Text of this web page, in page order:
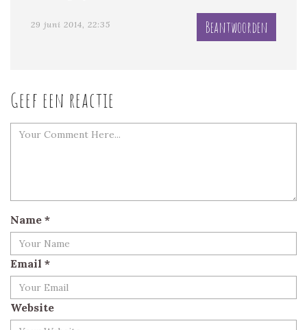
29 juni 2014, 22:35 Beantwoorden
Geef een reactie
Name *
Email *
Website